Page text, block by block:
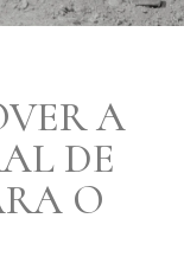
A
DE
O